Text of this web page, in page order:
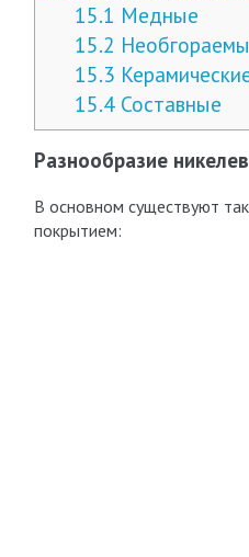
15.1 Медные
15.2
15.3
15.4 Составные
Разнообразие
В основном существуют
покрытием: